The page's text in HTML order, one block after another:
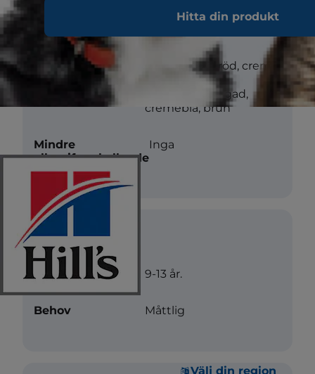
Hitta din produkt
Välj din region
Textur
vit, blå, svart, röd, creme,
sköldpaddsfärgad,
cremeblå, brun
Mindre
allergiframkallande
Inga
Livslängd 9-13 år.
Behov Måttlig